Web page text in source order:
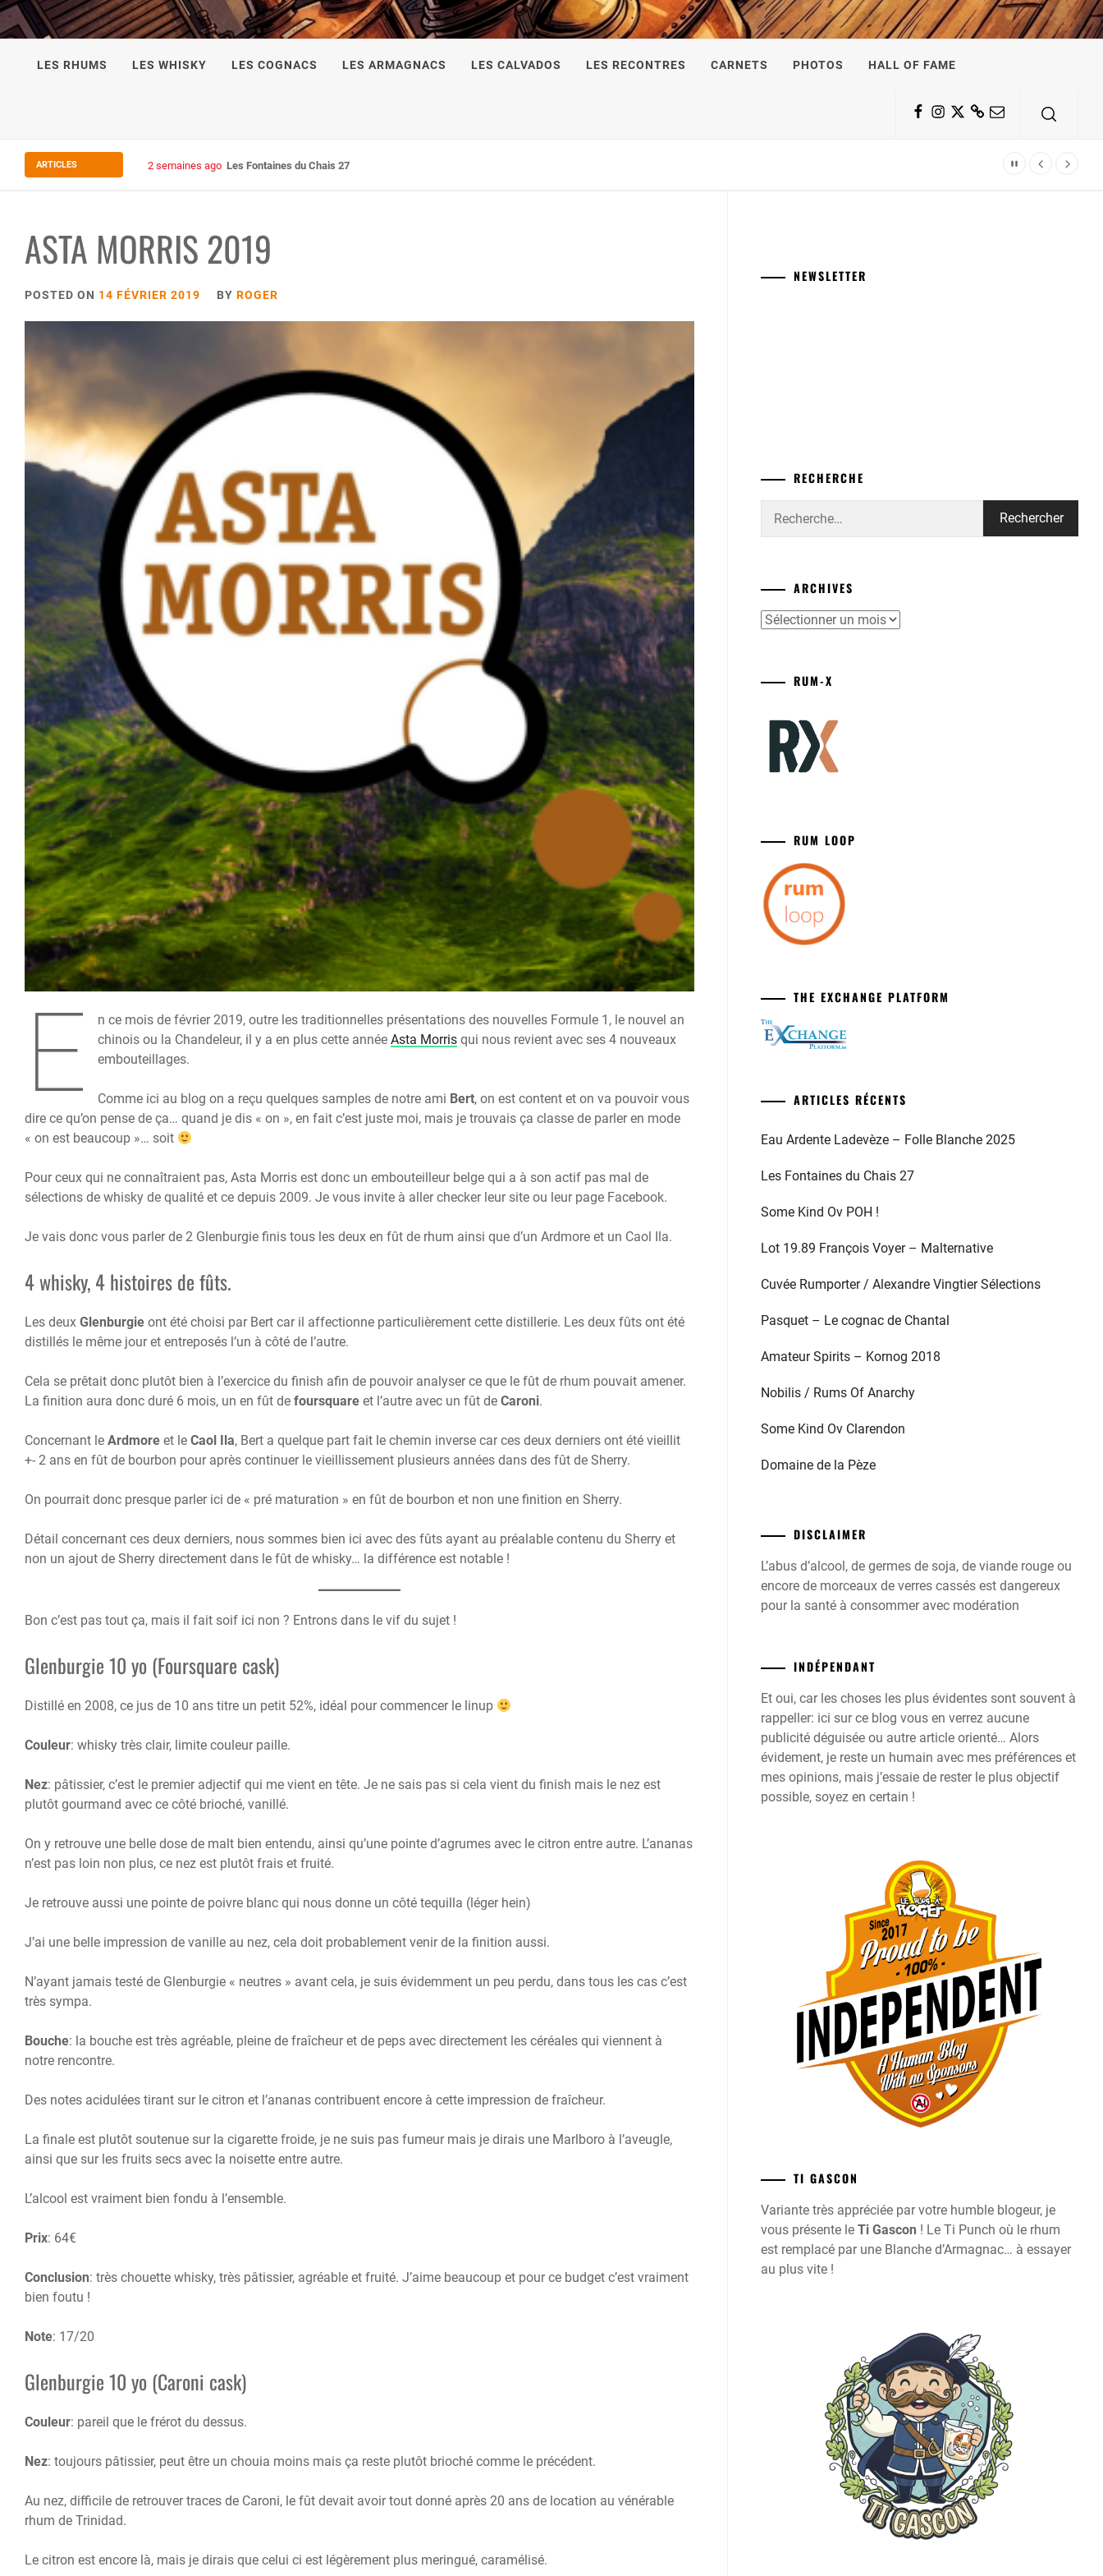
LES RHUMS LES WHISKY LES COGNACS LES ARMAGNACS LES CALVADOS LES RECONTRES CARNETS PHOTOS HALL OF FAME
Facebook
Instagram
TwitterSubstack
Email
ARTICLES 2 semaines ago Les Fontaines du Chais 27
ASTA MORRIS 2019
POSTED ON 14 FÉVRIER 2019 BY ROGER
E
n ce mois de février 2019, outre les traditionnelles présentations des nouvelles Formule 1, le nouvel an
chinois ou la Chandeleur, il y a en plus cette annéeAsta Morris qui nous revient avec ses 4 nouveaux
embouteillages.
Comme ici au blog on a reçu quelques samples de notre ami Bert, on est content et on va pouvoir vous
dire ce qu’on pense de ça… quand je dis « on », en fait c’est juste moi, mais je trouvais ça classe de parler en mode
« on est beaucoup »… soit
Pour ceux qui ne connaîtraient pas, Asta Morris est donc un embouteilleur belge qui a à son actif pas mal de
sélections de whisky de qualité et ce depuis 2009. Je vous invite à aller checker leur site ou leur page Facebook.
Je vais donc vous parler de 2 Glenburgie finis tous les deux en fût de rhum ainsi que d’un Ardmore et un Caol Ila.
4 whisky, 4 histoires de fûts.
Les deux Glenburgie ont été choisi par Bert car il affectionne particulièrement cette distillerie. Les deux fûts ont été
distillés le même jour et entreposés l’un à côté de l’autre.
Cela se prêtait donc plutôt bien à l’exercice du finish afin de pouvoir analyser ce que le fût de rhum pouvait amener.
La finition aura donc duré 6 mois, un en fût de foursquare et l’autre avec un fût de Caroni.
Concernant le Ardmore et le Caol Ila, Bert a quelque part fait le chemin inverse car ces deux derniers ont été vieillit
+- 2 ans en fût de bourbon pour après continuer le vieillissement plusieurs années dans des fût de Sherry.
On pourrait donc presque parler ici de « pré maturation » en fût de bourbon et non une finition en Sherry.
Détail concernant ces deux derniers, nous sommes bien ici avec des fûts ayant au préalable contenu du Sherry et
non un ajout de Sherry directement dans le fût de whisky… la différence est notable !
Bon c’est pas tout ça, mais il fait soif ici non ? Entrons dans le vif du sujet !
Glenburgie 10 yo (Foursquare cask)
Distillé en 2008, ce jus de 10 ans titre un petit 52%, idéal pour commencer le linup
Couleur: whisky très clair, limite couleur paille.
Nez: pâtissier, c’est le premier adjectif qui me vient en tête. Je ne sais pas si cela vient du finish mais le nez est
plutôt gourmand avec ce côté brioché, vanillé.
On y retrouve une belle dose de malt bien entendu, ainsi qu’une pointe d’agrumes avec le citron entre autre. L’ananas
n’est pas loin non plus, ce nez est plutôt frais et fruité.
Je retrouve aussi une pointe de poivre blanc qui nous donne un côté tequilla (léger hein)
J’ai une belle impression de vanille au nez, cela doit probablement venir de la finition aussi.
N’ayant jamais testé de Glenburgie « neutres » avant cela, je suis évidemment un peu perdu, dans tous les cas c’est
très sympa.
Bouche: la bouche est très agréable, pleine de fraîcheur et de peps avec directement les céréales qui viennent à
notre rencontre.
Des notes acidulées tirant sur le citron et l’ananas contribuent encore à cette impression de fraîcheur.
La finale est plutôt soutenue sur la cigarette froide, je ne suis pas fumeur mais je dirais une Marlboro à l’aveugle,
ainsi que sur les fruits secs avec la noisette entre autre.
L’alcool est vraiment bien fondu à l’ensemble.
Prix: 64€
Conclusion: très chouette whisky, très pâtissier, agréable et fruité. J’aime beaucoup et pour ce budget c’est vraiment
bien foutu !
Note: 17/20
Glenburgie 10 yo (Caroni cask)
Couleur: pareil que le frérot du dessus.
Nez: toujours pâtissier, peut être un chouia moins mais ça reste plutôt brioché comme le précédent.
Au nez, difficile de retrouver traces de Caroni, le fût devait avoir tout donné après 20 ans de location au vénérable
rhum de Trinidad.
Le citron est encore là, mais je dirais que celui ci est légèrement plus meringué, caramélisé.
NEWSLETTER
RECHERCHE
ARCHIVES
Archives
RUM-X
RUM LOOP
THE EXCHANGE PLATFORM
ARTICLES RÉCENTS
Eau Ardente Ladevèze – Folle Blanche 2025
Les Fontaines du Chais 27
Some Kind Ov POH !
Lot 19.89 François Voyer – Malternative
Cuvée Rumporter / Alexandre Vingtier Sélections
Pasquet – Le cognac de Chantal
Amateur Spirits – Kornog 2018
Nobilis / Rums Of Anarchy
Some Kind Ov Clarendon
Domaine de la Pèze
DISCLAIMER
L’abus d’alcool, de germes de soja, de viande rouge ou
encore de morceaux de verres cassés est dangereux
pour la santé à consommer avec modération
INDÉPENDANT
Et oui, car les choses les plus évidentes sont souvent à
rappeller: ici sur ce blog vous en verrez aucune
publicité déguisée ou autre article orienté… Alors
évidement, je reste un humain avec mes préférences et
mes opinions, mais j’essaie de rester le plus objectif
possible, soyez en certain !
TI GASCON
Variante très appréciée par votre humble blogeur, je
vous présente le Ti Gascon ! Le Ti Punch où le rhum
est remplacé par une Blanche d’Armagnac… à essayer
au plus vite !